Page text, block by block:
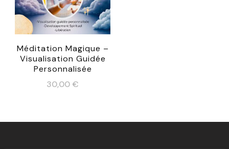
Méditation Magique –
Visualisation Guidée
Personnalisée
30,00 €